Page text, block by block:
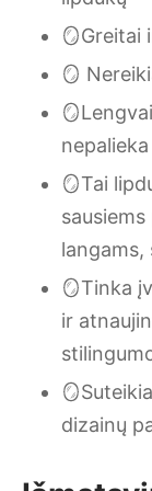
🪞Greitai
🪞
🪞Tai
langams,
🪞Tinka
ir
dizainų